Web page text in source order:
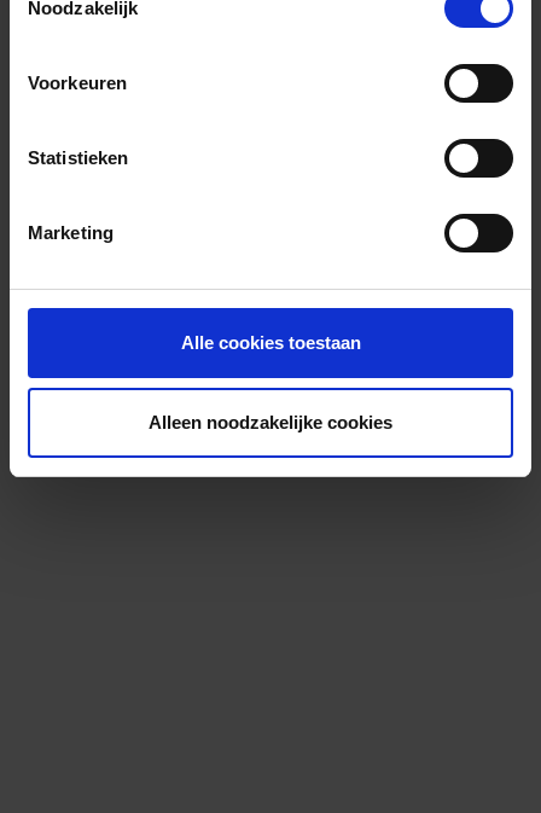
Noodzakelijk
Voorkeuren
Statistieken
Marketing
Alle cookies toestaan
Alleen noodzakelijke cookies